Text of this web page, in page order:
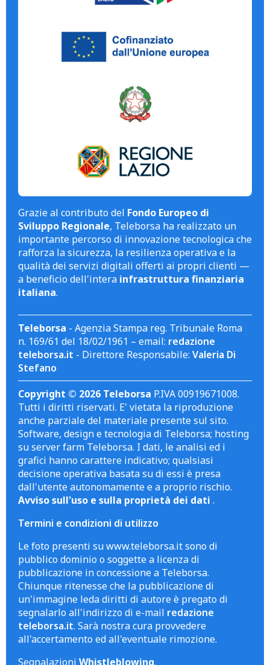
Grazie al contributo del Fondo Europeo di
Sviluppo Regionale, Teleborsa ha realizzato un
importante percorso di innovazione tecnologica che
rafforza la sicurezza, la resilienza operativa e la
qualità dei servizi digitali offerti ai propri clienti —
a beneficio dell'intera infrastruttura finanziaria
italiana.
Teleborsa - Agenzia Stampa reg. Tribunale Roma
n. 169/61 del 18/02/1961 – email: redazione
teleborsa.it - Direttore Responsabile: Valeria Di
Stefano
Copyright © 2026 Teleborsa P.IVA 00919671008.
Tutti i diritti riservati. E' vietata la riproduzione
anche parziale del materiale presente sul sito.
Software, design e tecnologia di Teleborsa; hosting
su server farm Teleborsa. I dati, le analisi ed i
grafici hanno carattere indicativo; qualsiasi
decisione operativa basata su di essi è presa
dall'utente autonomamente e a proprio rischio.
Avviso sull'uso e sulla proprietà dei dati .
Termini e condizioni di utilizzo
Le foto presenti su www.teleborsa.it sono di
pubblico dominio o soggette a licenza di
pubblicazione in concessione a Teleborsa.
Chiunque ritenesse che la pubblicazione di
un'immagine leda diritti di autore è pregato di
segnalarlo all'indirizzo di e-mail redazione
teleborsa.it. Sarà nostra cura provvedere
all'accertamento ed all'eventuale rimozione.
Segnalazioni Whistleblowing.